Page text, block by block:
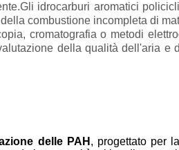
idrocarburi aromatici
combustione incompleta di
cromatografia o metodi
della qualità dell'aria
delle PAH , progettato per